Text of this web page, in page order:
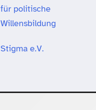
für politische
Willensbildung
Stigma e.V.